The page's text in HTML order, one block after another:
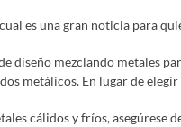
es una gran noticia para
diseño mezclando metales
metálicos. En lugar de
cálidos y fríos, asegúrese